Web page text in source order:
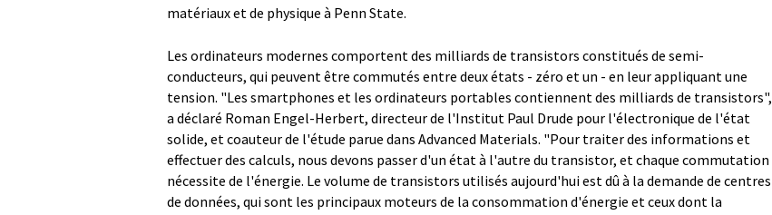
matériaux et de physique à Penn State.
Les ordinateurs modernes comportent des milliards de transistors constitués de semi-
conducteurs, qui peuvent être commutés entre deux états - zéro et un - en leur appliquant une
tension. "Les smartphones et les ordinateurs portables contiennent des milliards de transistors",
a déclaré Roman Engel-Herbert, directeur de l'Institut Paul Drude pour l'électronique de l'état
solide, et coauteur de l'étude parue dans Advanced Materials. "Pour traiter des informations et
effectuer des calculs, nous devons passer d'un état à l'autre du transistor, et chaque commutation
nécessite de l'énergie. Le volume de transistors utilisés aujourd'hui est dû à la demande de centres
de données, qui sont les principaux moteurs de la consommation d'énergie et ceux dont la